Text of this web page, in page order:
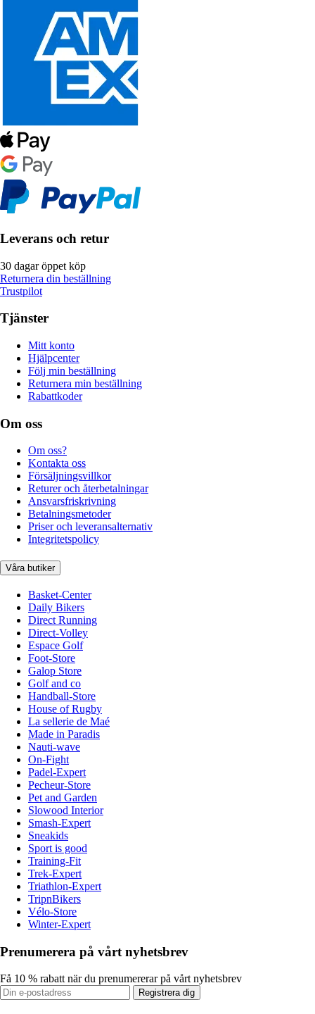
Leverans och retur
30 dagar öppet köp
Returnera din beställning
Trustpilot
Tjänster
Mitt konto
Hjälpcenter
Följ min beställning
Returnera min beställning
Rabattkoder
Om oss
Om oss?
Kontakta oss
Försäljningsvillkor
Returer och återbetalningar
Ansvarsfriskrivning
Betalningsmetoder
Priser och leveransalternativ
Integritetspolicy
Våra butiker
Basket-Center
Daily Bikers
Direct Running
Direct-Volley
Espace Golf
Foot-Store
Galop Store
Golf and co
Handball-Store
House of Rugby
La sellerie de Maé
Made in Paradis
Nauti-wave
On-Fight
Padel-Expert
Pecheur-Store
Pet and Garden
Slowood Interior
Smash-Expert
Sneakids
Sport is good
Training-Fit
Trek-Expert
Triathlon-Expert
TripnBikers
Vélo-Store
Winter-Expert
Prenumerera på vårt nyhetsbrev
Få 10 % rabatt när du prenumererar på vårt nyhetsbrev
Registrera dig